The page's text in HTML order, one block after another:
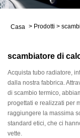
Casa > Prodotti >
scambiatore di
Acquista tubo radiatore,
dalla nostra fabbrica.
di scambio termico,
progettati e realizzati per
raggiungere la massima
standard etici, che ci
vette.